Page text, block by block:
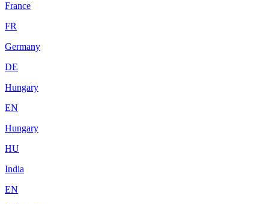
France
FR
Germany
DE
Hungary
EN
Hungary
HU
India
EN